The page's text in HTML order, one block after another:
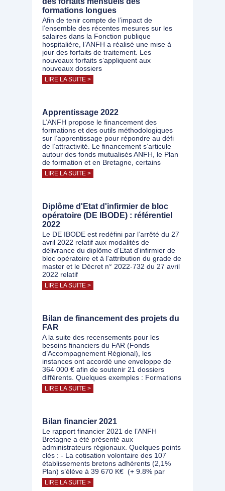
formations longues
Afin de tenir compte de l’impact de
l’ensemble des récentes mesures sur les
salaires dans la Fonction publique
hospitalière, l’ANFH a réalisé une mise à
jour des forfaits de traitement. Les
nouveaux forfaits s’appliquent aux
nouveaux dossiers
LIRE LA SUITE >
Apprentissage 2022
L’ANFH propose le financement des
formations et des outils méthodologiques
sur l’apprentissage pour répondre au défi
de l’attractivité. Le financement s’articule
autour des fonds mutualisés ANFH, le Plan
de formation et en Bretagne, certains
LIRE LA SUITE >
Diplôme d'Etat d'infirmier de bloc
opératoire (DE IBODE) : référentiel
2022
Le DE IBODE est redéfini par l’arrêté du 27
avril 2022 relatif aux modalités de
délivrance du diplôme d'Etat d'infirmier de
bloc opératoire et à l'attribution du grade de
master et le Décret n° 2022-732 du 27 avril
2022 relatif
LIRE LA SUITE >
Bilan de financement des projets du
FAR
A la suite des recensements pour les
besoins financiers du FAR (Fonds
d’Accompagnement Régional), les
instances ont accordé une enveloppe de
364 000 € afin de soutenir 21 dossiers
différents. Quelques exemples : Formations
LIRE LA SUITE >
Bilan financier 2021
Le rapport financier 2021 de l’ANFH
Bretagne a été présenté aux
administrateurs régionaux. Quelques points
clés : - La cotisation volontaire des 107
établissements bretons adhérents (2,1%
Plan) s’élève à 39 670 K€ (+ 9.8% par
LIRE LA SUITE >